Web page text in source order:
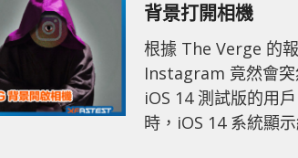
背景打開相機
根據 The Verge 的
Instagram 竟然會
iOS 14 測試版的用戶。 用戶反映拍在一般瀏覽照片
時，iOS 14 系統顯